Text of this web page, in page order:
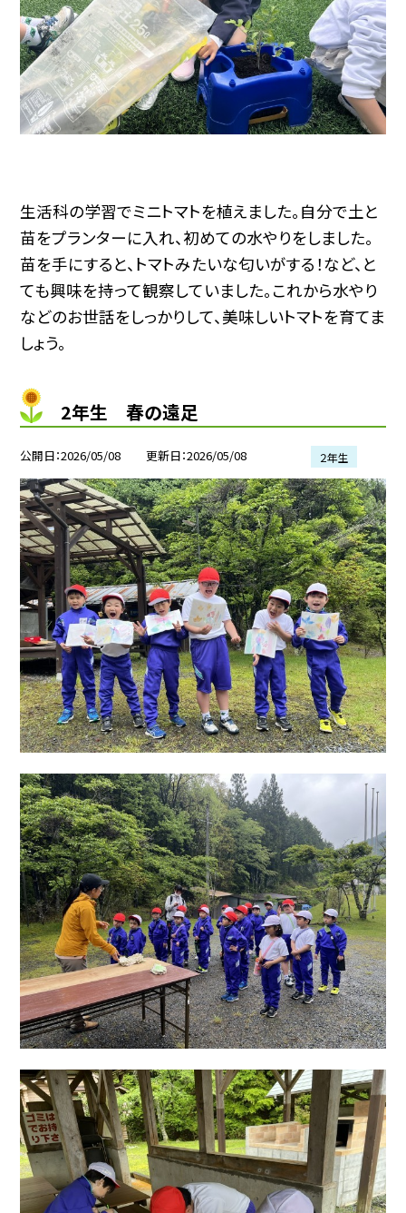
生活科の学習でミニトマトを植えました。自分で土と
苗をプランターに入れ、初めての水やりをしました。
苗を手にすると、トマトみたいな匂いがする！など、と
ても興味を持って観察していました。 これから水やり
などのお世話をしっかりして、美味しいトマトを育てま
しょう。
2年生 春の遠足
公開日 2026/05/08 更新日 2026/05/08 ２年生